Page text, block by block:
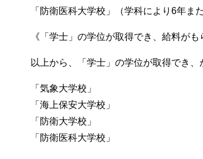
「防衛医科大学校」（学科により6年ま
《「学士」の学位が取得でき、給料がも
以上から、「学士」の学位が取得でき
「気象大学校」
「海上保安大学校」
「防衛大学校」
「防衛医科大学校」